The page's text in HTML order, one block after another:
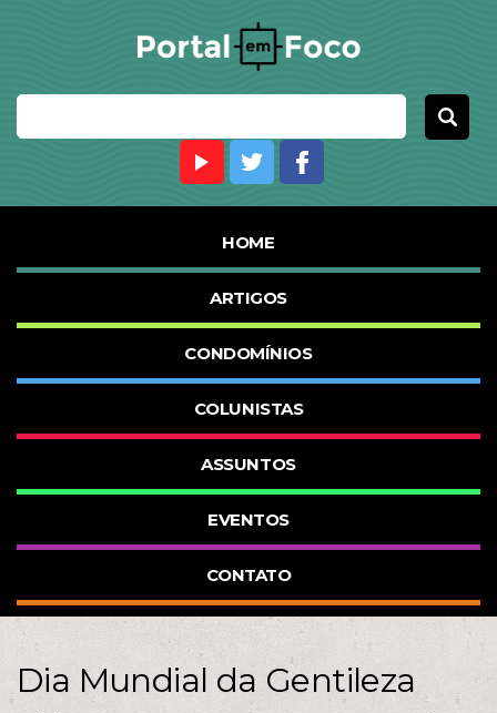
HOME
ARTIGOS
CONDOMÍNIOS
COLUNISTAS
ASSUNTOS
EVENTOS
CONTATO
Dia Mundial da Gentileza